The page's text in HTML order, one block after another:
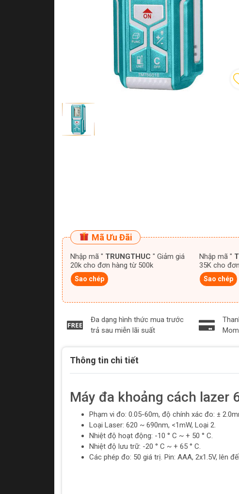
Mã Ưu Đãi
Nhập mã " TRUNGTHUC " Giảm giá
20k cho đơn hàng từ 500k
Sao chép
Nhập mã "
35K cho
Sao chép
Đa dạng hình thức mua trước
trả sau miễn lãi suất
Thông tin chi tiết
Máy đa khoảng cách lazer
Phạm vi đo: 0.05-60m, độ chính xác đo: ±
Loại Laser: 620 ~ 690nm, <1mW, Loại 2.
Nhiệt độ hoạt động: -10 ° C ~ + 50 ° C.
Nhiệt độ lưu trữ: -20 ° C ~ + 65 ° C.
Các phép đo: 50 giá trị. Pin: AAA, 2x1.5V, lên